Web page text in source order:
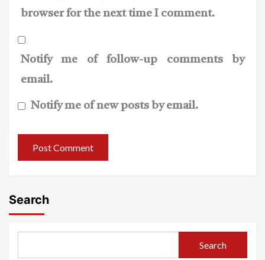
browser for the next time I comment.
Notify me of follow-up comments by
email.
Notify me of new posts by email.
Search
Search